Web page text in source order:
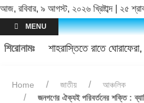
আজ, রবিবার, ৯ আগস্ট, ২০২৬ খ্রিষ্টাব্দ | ২৫
MENU
শিরোনামঃ শাহরাস্তিতে রাতে
Home জাতীয়
আঞ্চলিক
জনগণের ঐক্যই পরিবর্তনের শক্তি :